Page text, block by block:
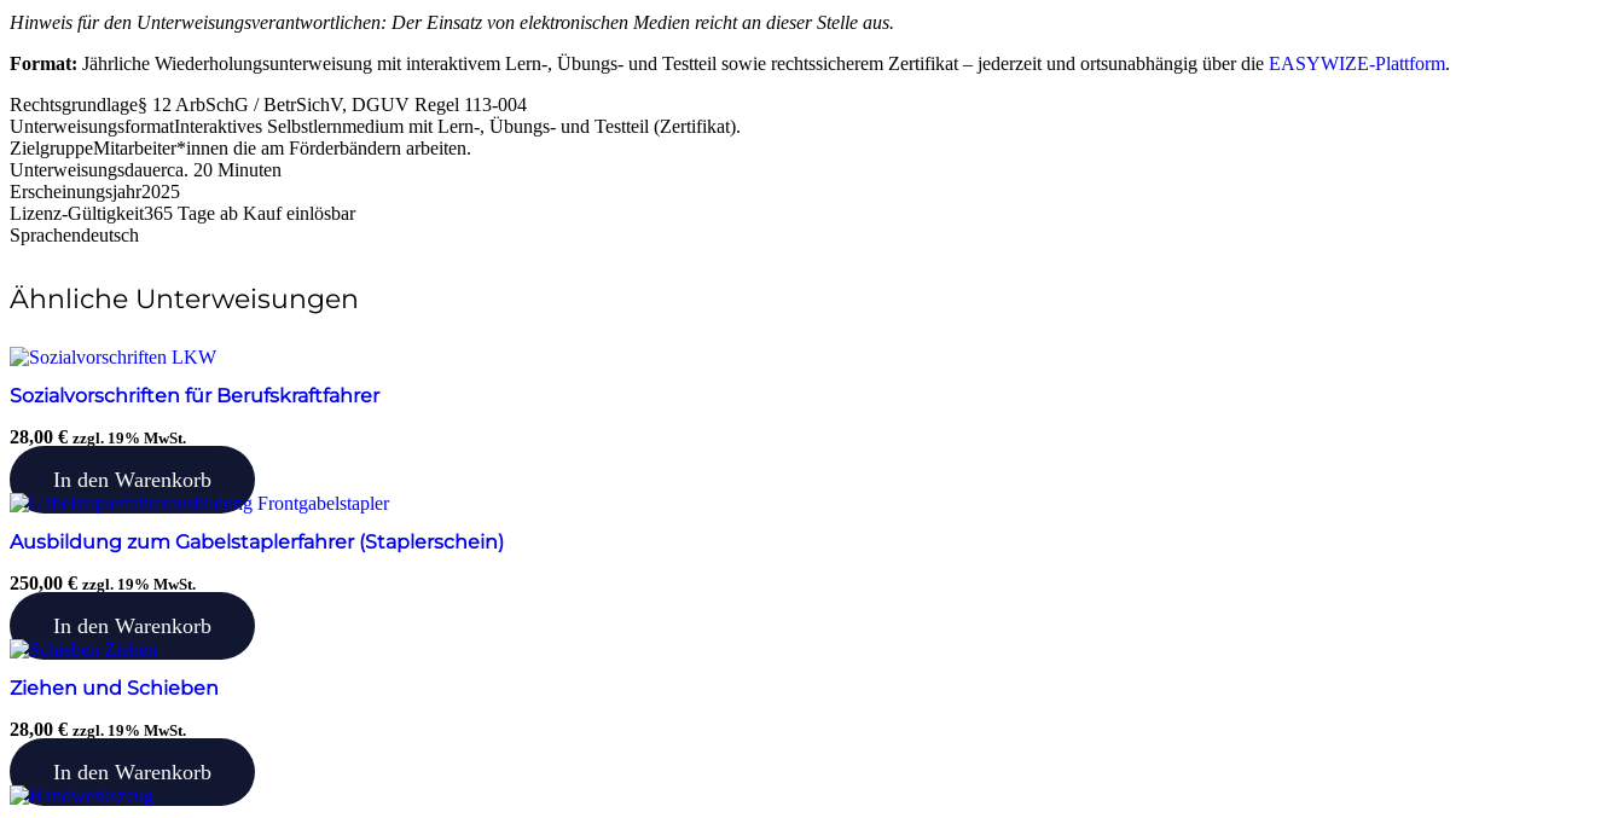
Hinweis für den Unterweisungsverantwortlichen: Der Einsatz von elektronischen Medien reicht an dieser Stelle aus.
Format: Jährliche Wiederholungsunterweisung mit interaktivem Lern-, Übungs- und Testteil sowie rechtssicherem Zertifikat – jederzeit und ortsunabhängig über die EASYWIZE-Plattform.
Rechtsgrundlage§ 12 ArbSchG / BetrSichV, DGUV Regel 113-004
UnterweisungsformatInteraktives Selbstlernmedium mit Lern-, Übungs- und Testteil (Zertifikat).
ZielgruppeMitarbeiter*innen die am Förderbändern arbeiten.
Unterweisungsdauerca. 20 Minuten
Erscheinungsjahr2025
Lizenz-Gültigkeit365 Tage ab Kauf einlösbar
Sprachendeutsch
Ähnliche Unterweisungen
Sozialvorschriften für Berufskraftfahrer
28,00 € zzgl. 19% MwSt.
In den Warenkorb
Ausbildung zum Gabelstaplerfahrer (Staplerschein)
250,00 € zzgl. 19% MwSt.
In den Warenkorb
Ziehen und Schieben
28,00 € zzgl. 19% MwSt.
In den Warenkorb